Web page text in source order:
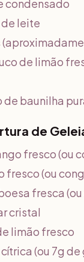
condensado
leite
de limão
baunilha
de
fresco (ou
fresco (ou
fresca
cristal
limão fresco
(ou 7g